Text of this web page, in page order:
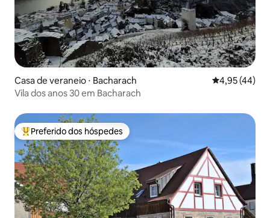
Casa de veraneio ⋅ Bacharach 4,95 de uma
4,95 (44)
Vila dos anos 30 em Bacharach
Entre os melhores preferidos dos hóspedes
Preferido dos hóspedes